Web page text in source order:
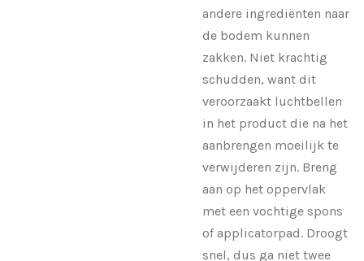
andere ingrediënten naar
de bodem kunnen
zakken. Niet krachtig
schudden, want dit
veroorzaakt luchtbellen
in het product die na het
aanbrengen moeilijk te
verwijderen zijn. Breng
aan op het oppervlak
met een vochtige spons
of applicatorpad. Droogt
snel, dus ga niet twee